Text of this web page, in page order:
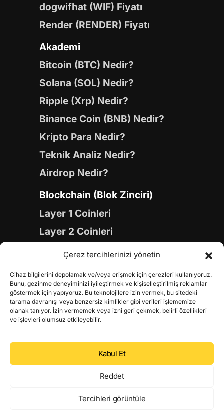
Çerez tercihlerinizi yönetin
Cihaz bilgilerini depolamak ve/veya erişmek için çerezleri kullanıyoruz.
Bunu, gezinme deneyiminizi iyileştirmek ve kişiselleştirilmiş reklamlar
göstermek için yapıyoruz. Bu teknolojilere izin vermek, bu sitedeki
tarama davranışı veya benzersiz kimlikler gibi verileri işlememize
olanak tanıyor. İzin vermemek veya izni geri çekmek, belirli özellikleri
ve işlevleri olumsuz etkileyebilir.
Kabul Et
Reddet
Tercihleri görüntüle
dogwifhat (WIF) Fiyatı
Render (RENDER) Fiyatı
Akademi
Bitcoin (BTC) Nedir?
Solana (SOL) Nedir?
Ripple (Xrp) Nedir?
Binance Coin (BNB) Nedir?
Kripto Para Nedir?
Teknik Analiz Nedir?
Airdrop Nedir?
Blockchain (Blok Zinciri)
Layer 1 Coinleri
Layer 2 Coinleri
Yapay Zeka (AI) Coinleri
Gaming Coinleri
RWA Coinleri
DeFi Coinleri
DePIN Coinleri
Metaverse Coinleri
Web 3.0 Coinleri
Coin Türevleri